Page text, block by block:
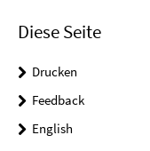
Diese Seite
Drucken
Feedback
English